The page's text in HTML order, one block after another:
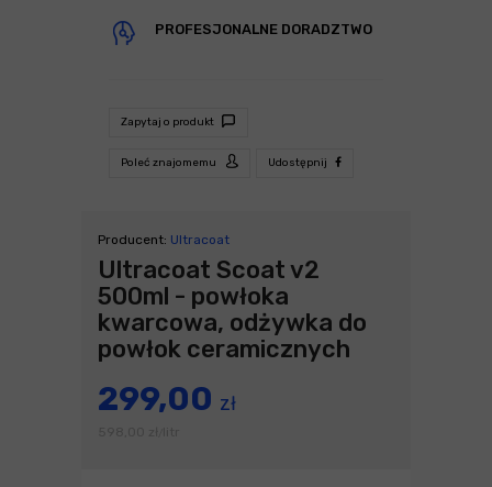
PROFESJONALNE DORADZTWO
Zapytaj o produkt
Poleć znajomemu Udostępnij
Producent: Ultracoat
Ultracoat Scoat v2
500ml - powłoka
kwarcowa, odżywka do
powłok ceramicznych
299,00 zł